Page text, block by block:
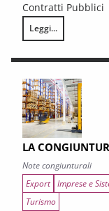
Contratti Pubblici
Leggi...
I CONTRATTI
LA
Note congiunturali
Export Imprese e
Turismo